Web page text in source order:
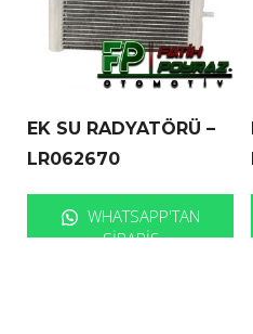
EK SU RADYATÖRÜ –
LR062670
WHATSAPP'TAN
SIPARIŞ